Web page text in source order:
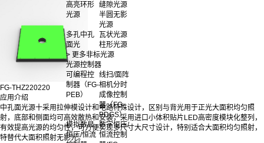
高亮环形
光源
缝隙光源
半圆无影
光源
多孔中孔
面光
瓦状光源
柱形光源
> 更多非标光源
光源控制器
可编程控
制器（FG-
PEB）
线扫/面阵
相机分时
成像控制
器（FG-
PDGS）
模拟数显
恒压/恒流
数字恒压/
恒流控制
FG-THZ220220
应用介绍
中孔面光源十采用拉伸模设计和电路特殊设计，区别与背光用于正光大面积均匀照
射，底部和侧面均可高效散热和安装，采用进口小体积贴片LED高密度模块化整列，
有效提高光源的均匀性，可方便实现多尺寸大尺寸设计，特别适合大面积均匀照射，
特替代大面积照射无影光。